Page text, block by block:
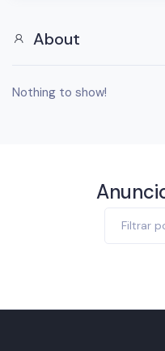
About
Nothing to show!
Filtrar